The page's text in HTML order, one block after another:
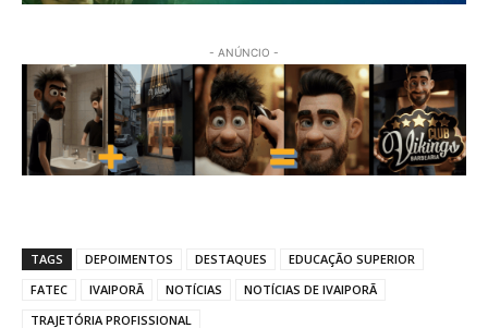
- ANÚNCIO -
TAGS DEPOIMENTOS DESTAQUES
EDUCAÇÃO SUPERIOR
FATEC
IVAIPORÃ NOTÍCIAS
NOTÍCIAS DE IVAIPORÃ
TRAJETÓRIA PROFISSIONAL